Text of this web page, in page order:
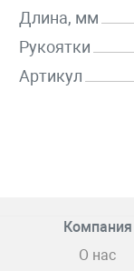
Длина, мм
Рукоятки
Артикул
Компания
О нас